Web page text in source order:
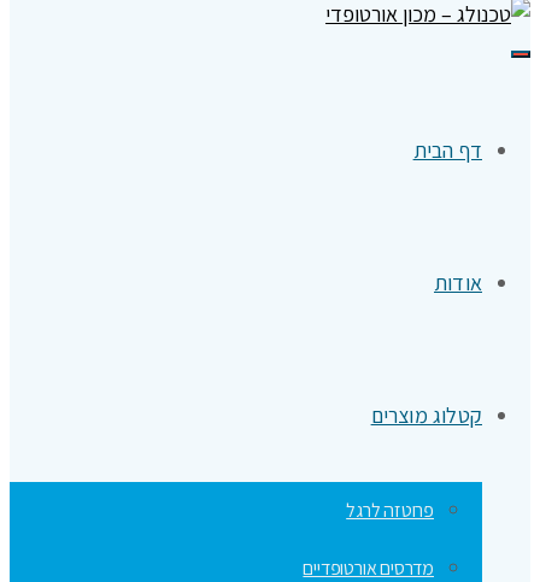
תפריט
דף הבית
אודות
קטלוג מוצרים
פרוטזה לרגל
מדרסים אורטופדיים